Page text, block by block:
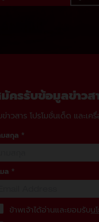
ครรับข้อมูลข่าวส
ข่าวสาร โปรโมชั่นเด็ด และเค
มสกุล *
ล *
ข้าพเจ้าได้อ่านและยอมรับน